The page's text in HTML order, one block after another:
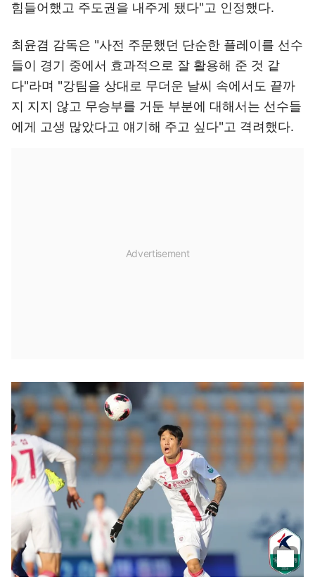
힘들어했고 주도권을 내주게 됐다"고 인정했다.
최윤겸 감독은 "사전 주문했던 단순한 플레이를 선수
들이 경기 중에서 효과적으로 잘 활용해 준 것 같
다"라며 "강팀을 상대로 무더운 날씨 속에서도 끝까
지 지지 않고 무승부를 거둔 부분에 대해서는 선수들
에게 고생 많았다고 얘기해 주고 싶다"고 격려했다.